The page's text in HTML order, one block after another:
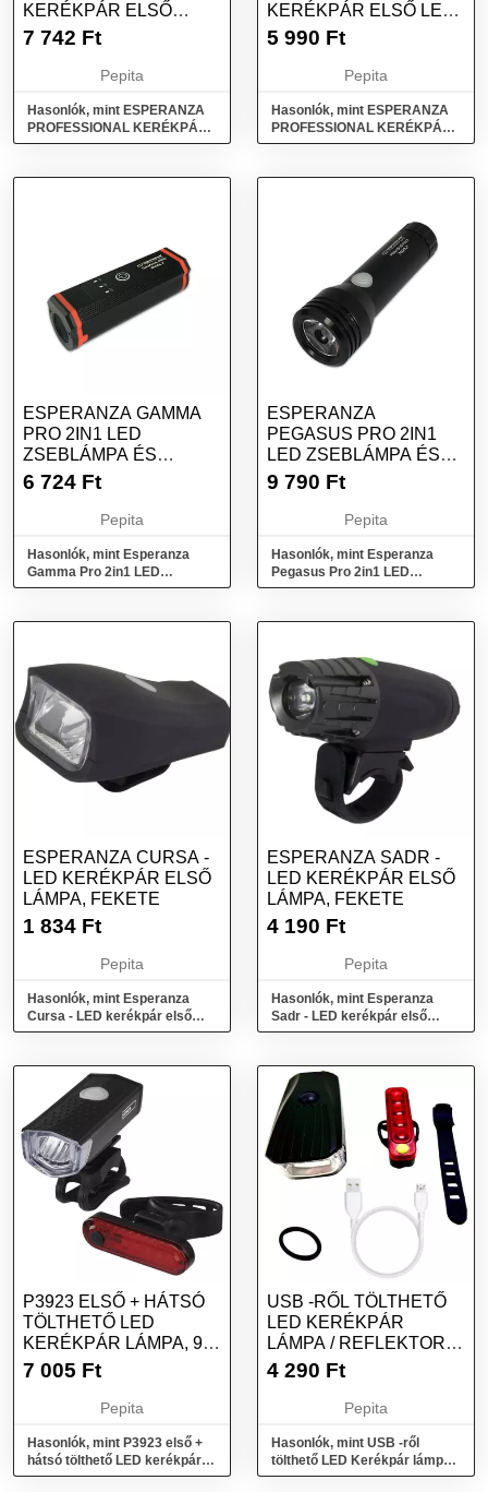
KERÉKPÁR ELSŐ
LÁMPA POLAR PRO
7 742 Ft
Pepita
Hasonlók, mint ESPERANZA
PROFESSIONAL KERÉKPÁR
ELSŐ LÁMPA POLAR PRO
KERÉKPÁR ELSŐ LED
LÁMPA SCORPIUS PRO
5 990 Ft
Pepita
Hasonlók, mint ESPERANZA
PROFESSIONAL KERÉKPÁR
ELSŐ LED LÁMPA SCORPIUS
ESPERANZA GAMMA
PRO 2IN1 LED
ZSEBLÁMPA ÉS
KERÉKPÁR ELSŐ
6 724 Ft
Pepita
Hasonlók, mint Esperanza
Gamma Pro 2in1 LED
zseblámpa és kerékpár első
ESPERANZA
PEGASUS PRO 2IN1
LED ZSEBLÁMPA ÉS
KERÉKPÁR ELSŐ
9 790 Ft
Pepita
Hasonlók, mint Esperanza
Pegasus Pro 2in1 LED
zseblámpa és kerékpár első
ESPERANZA CURSA -
LED KERÉKPÁR ELSŐ
LÁMPA, FEKETE
1 834 Ft
Pepita
Hasonlók, mint Esperanza
Cursa - LED kerékpár első
lámpa, Fekete
ESPERANZA SADR -
LED KERÉKPÁR ELSŐ
LÁMPA, FEKETE
4 190 Ft
Pepita
Hasonlók, mint Esperanza
Sadr - LED kerékpár első
lámpa, Fekete
P3923 ELSŐ + HÁTSÓ
TÖLTHETŐ LED
KERÉKPÁR LÁMPA, 90
LM
7 005 Ft
Pepita
Hasonlók, mint P3923 első +
hátsó tölthető LED kerékpár
lámpa, 90 lm
USB -RŐL TÖLTHETŐ
LED KERÉKPÁR
LÁMPA / REFLEKTOR
KÉSZLET ELSŐ + H...
4 290 Ft
Pepita
Hasonlók, mint USB -ről
tölthető LED Kerékpár lámpa /
reflektor készlet első + h...